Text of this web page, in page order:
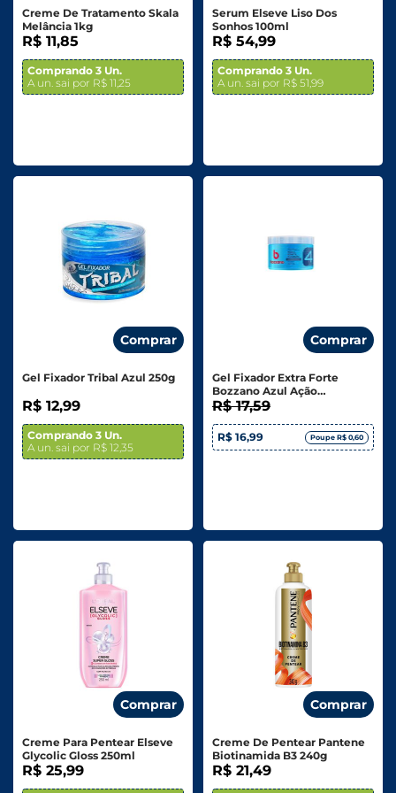
Creme De Tratamento Skala
Melância 1kg
R$ 11,85
Comprando 3 Un.
A un. sai por R$ 11,25
Serum Elseve Liso Dos
Sonhos 100ml
R$ 54,99
Comprando 3 Un.
A un. sai por R$ 51,99
Comprar
Gel Fixador Tribal Azul 250g
R$ 12,99
Comprando 3 Un.
A un. sai por R$ 12,35
Comprar
Gel Fixador Extra Forte
Bozzano Azul Ação
Prolongada Fator 4 300g
R$ 17,59
R$ 16,99 Poupe R$ 0,60
Comprar
Creme Para Pentear Elseve
Glycolic Gloss 250ml
R$ 25,99
Comprar
Creme De Pentear Pantene
Biotinamida B3 240g
R$ 21,49